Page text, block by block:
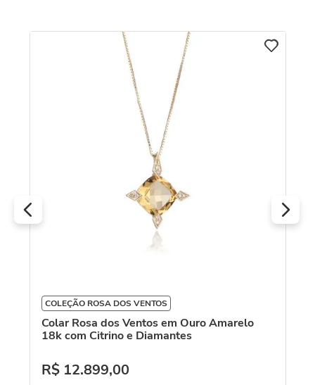
COLEÇÃO ROSA DOS VENTOS
Colar Rosa dos Ventos em Ouro Amarelo
18k com Citrino e Diamantes
R$ 12.899,00